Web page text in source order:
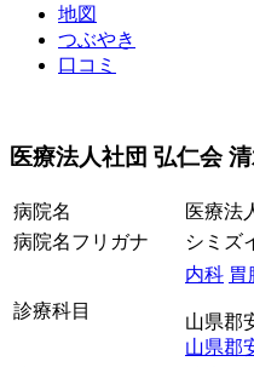
地図
つぶやき
口コミ
医療法人社団 弘仁会
病院名
医療法
病院名フリガナ
シミズ
診療科目
内科 胃
山県郡
山県郡